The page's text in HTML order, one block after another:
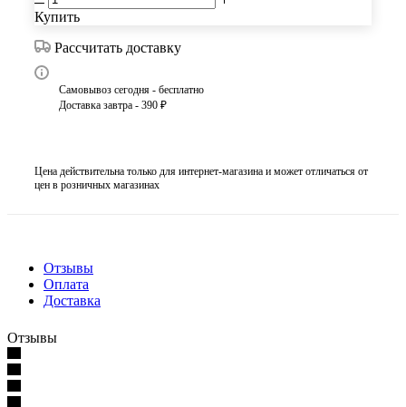
Купить
Рассчитать доставку
Самовывоз сегодня - бесплатно
Доставка завтра - 390 ₽
Цена действительна только для интернет-магазина и может отличаться от
цен в розничных магазинах
Отзывы
Оплата
Доставка
Отзывы